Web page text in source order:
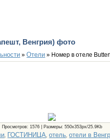
Венгрия) фото
»Отели » Номер в отеле
Просмотров: 1576 | Размеры: 550x353px/25.9Kb
ГОСТИНИЦА ,отель ,отели в